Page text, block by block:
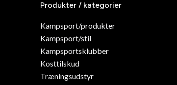
Produkter / kategorier
Kampsport/produkter
Kampsport/stil
Kampsportsklubber
Kosttilskud
Træningsudstyr